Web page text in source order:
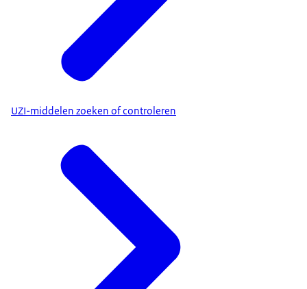
UZI-middelen zoeken of controleren